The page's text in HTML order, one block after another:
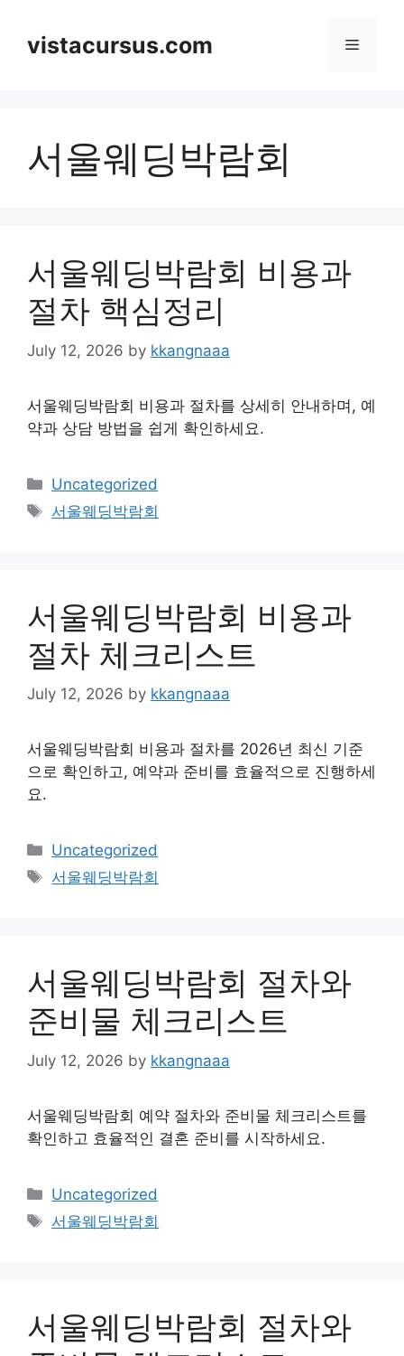
contentvistacursus.com Menu
서울웨딩박람회
서울웨딩박람회 비용과
절차 핵심정리
July 12, 2026 by kkangnaaa
서울웨딩박람회 비용과 절차를 상세히 안내하며, 예
약과 상담 방법을 쉽게 확인하세요.
Categories
Uncategorized
Tags
서울웨딩박람회
서울웨딩박람회 비용과
절차 체크리스트
July 12, 2026 by kkangnaaa
서울웨딩박람회 비용과 절차를 2026년 최신 기준
으로 확인하고, 예약과 준비를 효율적으로 진행하세
요.
Categories
Uncategorized
Tags
서울웨딩박람회
서울웨딩박람회 절차와
준비물 체크리스트
July 12, 2026 by kkangnaaa
서울웨딩박람회 예약 절차와 준비물 체크리스트를
확인하고 효율적인 결혼 준비를 시작하세요.
Categories
Uncategorized
Tags
서울웨딩박람회
서울웨딩박람회 절차와